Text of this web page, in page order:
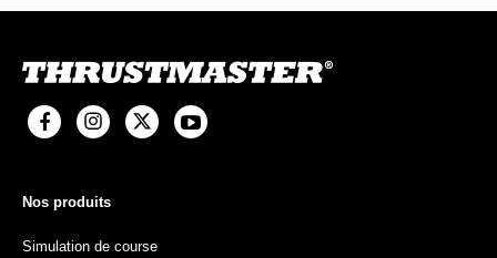
Nos produits
Simulation de course